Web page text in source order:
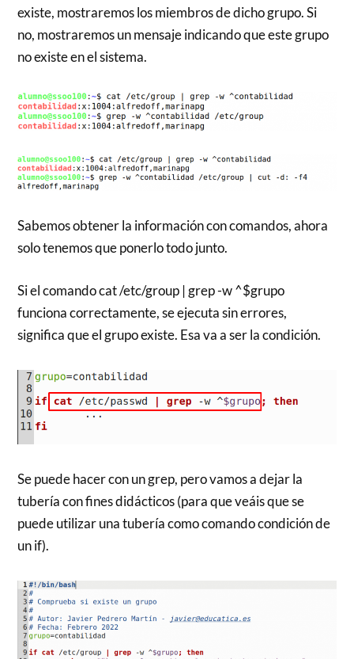
existe, mostraremos los miembros de dicho grupo. Si
no, mostraremos un mensaje indicando que este grupo
no existe en el sistema.
Sabemos obtener la información con comandos, ahora
solo tenemos que ponerlo todo junto.
Si el comando cat /etc/group | grep -w ^$grupo
funciona correctamente, se ejecuta sin errores,
significa que el grupo existe. Esa va a ser la condición.
Se puede hacer con un grep, pero vamos a dejar la
tubería con fines didácticos (para que veáis que se
puede utilizar una tubería como comando condición de
un if).